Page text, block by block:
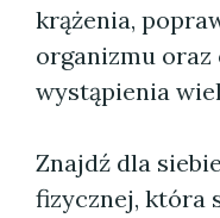
krążenia,
organizmu
wystąpienia
Znajdź dla
fizycznej, która